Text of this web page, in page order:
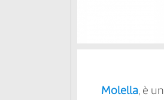
Molella, è un